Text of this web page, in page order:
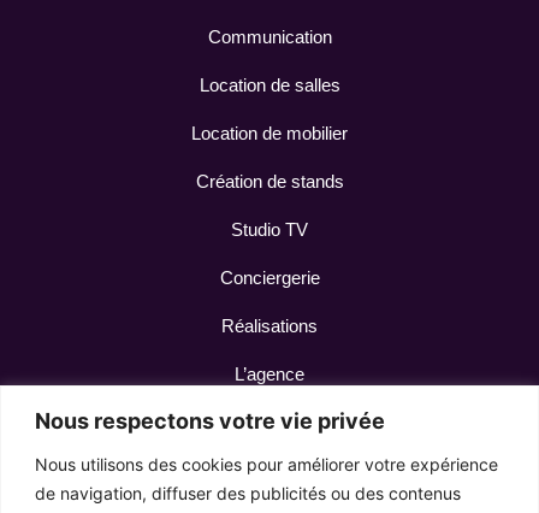
Nous respectons votre vie privée
Nous utilisons des cookies pour améliorer votre expérience
de navigation, diffuser des publicités ou des contenus
Communication
Location de salles
Location de mobilier
Création de stands
Studio TV
Conciergerie
Réalisations
L’agence
Contact